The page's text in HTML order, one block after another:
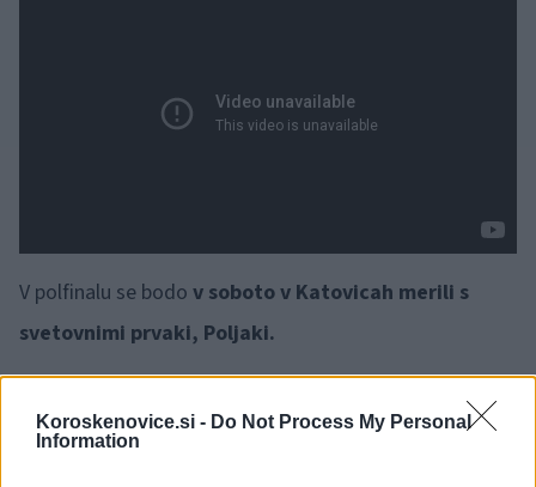
Koroskenovice.si - Do Not Process My Personal
Information
V polfinalu se bodo v soboto v Katovicah merili s
svetovnimi prvaki, Poljaki.